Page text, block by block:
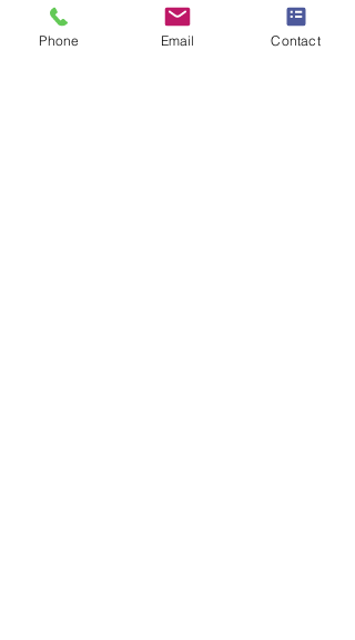
Message
Phone Email Contact